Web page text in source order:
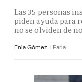
Las 35 personas
piden ayuda para
no se olviden de
Enia Gómez Parla